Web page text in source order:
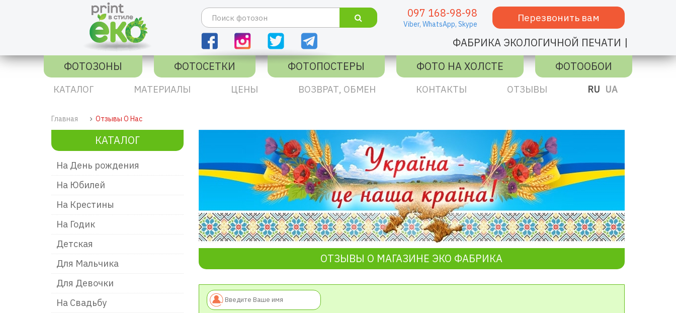
097 168-98-98
Viber, WhatsApp, Skype
Перезвонить вам
ФАБРИКА ЭКОЛОГИЧНОЙ ПЕЧАТИ |
ФОТОЗОНЫ
ФОТОСЕТКИ ФОТОПОСТЕРЫ ФОТО НА ХОЛСТЕ ФОТООБОИ
КАТАЛОГ МАТЕРИАЛЫ ЦЕНЫ ВОЗВРАТ, ОБМЕН КОНТАКТЫ ОТЗЫВЫ RU UA
Главная Отзывы О Нас
КАТАЛОГ
На День рождения
На Юбилей
На Крестины
На Годик
Детская
Для Мальчика
Для Девочки
На Свадьбу
ОТЗЫВЫ О МАГАЗИНЕ ЭКО ФАБРИКА